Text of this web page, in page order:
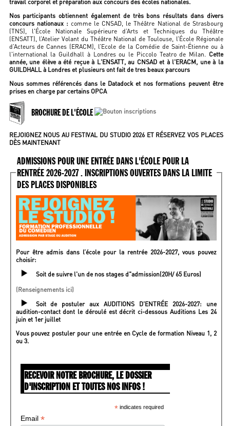
travail corporel et préparation aux concours des écoles nationales.
Nos participants obtiennent également de très bons résultats dans divers
concours nationaux : comme le CNSAD, le Théâtre National de Strasbourg
(TNS), l'École Nationale Supérieure d’Arts et Techniques du Théâtre
(ENSATT), l’Atelier Volant du Théâtre National de Toulouse, l’École Régionale
d’Acteurs de Cannes (ERACM), l’Ecole de la Comédie de Saint-Étienne ou à
l'international la Guildhall à Londres ou le Piccolo Teatro de Milan. Cette
année, une élève a été reçue à L'ENSATT, au CNSAD et à l'ERACM, une à la
GUILDHALL à Londres et plusieurs ont fait de tres beaux parcours
Nous sommes référencés dans le Datadock et nos formations peuvent être
prises en charge par certains OPCA
BROCHURE DE L'ÉCOLE
REJOIGNEZ NOUS AU FESTIVAL DU STUDIO 2026 ET RÉSERVEZ VOS PLACES
DÈS MAINTENANT
ADMISSIONS POUR UNE ENTRÉE DANS L'ÉCOLE POUR LA
RENTRÉE 2026-2027 . INSCRIPTIONS OUVERTES DANS LA LIMITE
DES PLACES DISPONIBLES
Pour être admis dans l’école pour la rentrée 2026-2027, vous pouvez
choisir:
Soit de suivre l'un de nos stages d"admission(20H/ 65 Euros)
(Renseignements ici)
Soit de postuler aux AUDITIONS D'ENTRÉE 2026-2027: une
audition-contact dont le déroulé est décrit ci-dessous Auditions Les 24
juin et 1er juillet
Vous pouvez postuler pour une entrée en Cycle de formation Niveau 1, 2
ou 3.
RECEVOIR NOTRE BROCHURE, LE DOSSIER
D'INSCRIPTION ET TOUTES NOS INFOS !
*indicates required
Email *